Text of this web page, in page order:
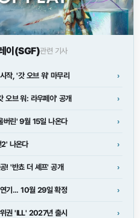
이(SGF)관련 기사
작, '갓 오브 워' 마무리 ›
오브 워: 라우페이' 공개 ›
버린' 9월 15일 나온다 ›
2' 나온다 ›
! '반쵸 더 셰프' 공개 ›
기... 10월 29일 확정 ›
권 'ILL' 2027년 출시 ›